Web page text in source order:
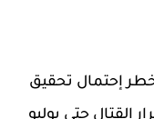
خطر إحتمال تحقيق
القتال حتى يوليو